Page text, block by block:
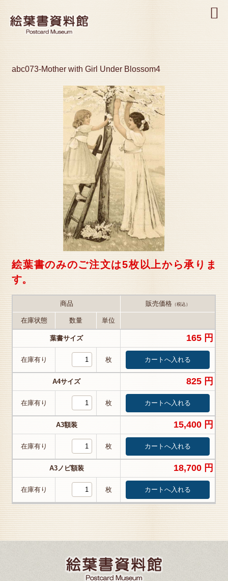
abc073-Mother with Girl Under Blossom4
絵葉書のみのご注文は5枚以上から承りま
す。
商品 販売価格（税込）
在庫状態 数量 単位
葉書サイズ 165 円
在庫有り 枚
A4サイズ 825 円
在庫有り 枚
A3額装 15,400 円
在庫有り 枚
A3ノビ額装 18,700 円
在庫有り 枚